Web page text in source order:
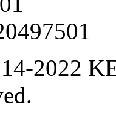
2022